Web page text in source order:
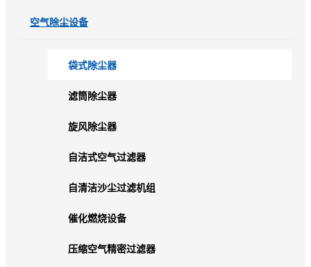
空气除尘设备
袋式除尘器
滤筒除尘器
旋风除尘器
自洁式空气过滤器
自清洁沙尘过滤机组
催化燃烧设备
压缩空气精密过滤器